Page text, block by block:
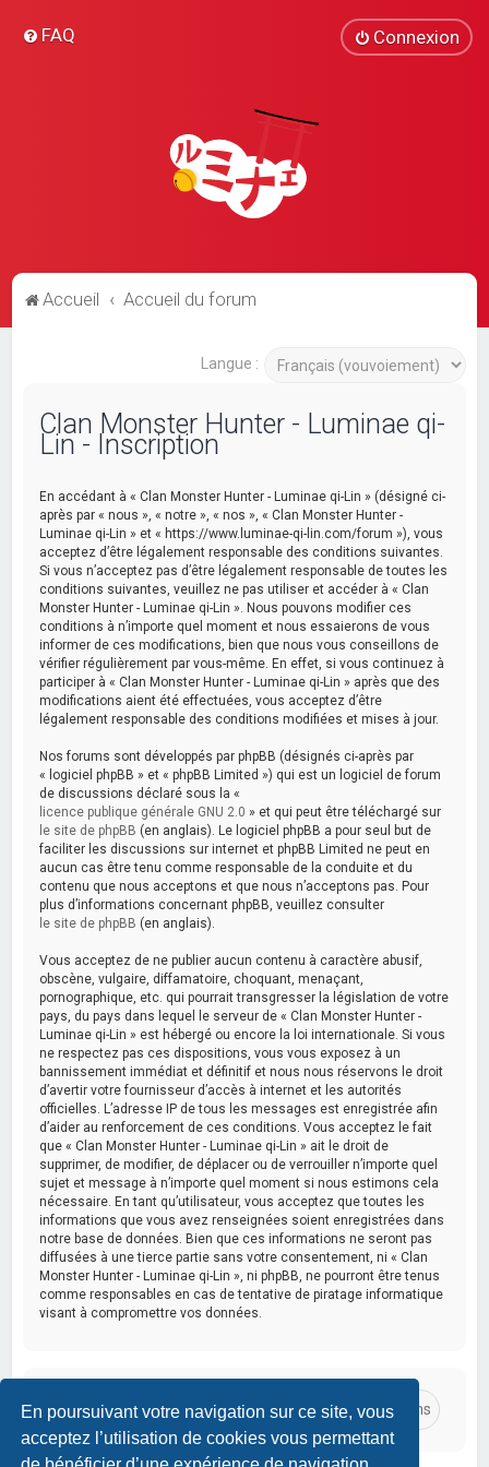
En poursuivant votre navigation sur ce site, vous
acceptez l’utilisation de cookies vous permettant
FAQ Connexion
Accueil Accueil du forum
Langue :
Clan Monster Hunter - Luminae qi-
Lin - Inscription
En accédant à « Clan Monster Hunter - Luminae qi-Lin » (désigné ci-
après par « nous », « notre », « nos », « Clan Monster Hunter -
Luminae qi-Lin » et « https://www.luminae-qi-lin.com/forum »), vous
acceptez d’être légalement responsable des conditions suivantes.
Si vous n’acceptez pas d’être légalement responsable de toutes les
conditions suivantes, veuillez ne pas utiliser et accéder à « Clan
Monster Hunter - Luminae qi-Lin ». Nous pouvons modifier ces
conditions à n’importe quel moment et nous essaierons de vous
informer de ces modifications, bien que nous vous conseillons de
vérifier régulièrement par vous-même. En effet, si vous continuez à
participer à « Clan Monster Hunter - Luminae qi-Lin » après que des
modifications aient été effectuées, vous acceptez d’être
légalement responsable des conditions modifiées et mises à jour.
Nos forums sont développés par phpBB (désignés ci-après par
« logiciel phpBB » et « phpBB Limited ») qui est un logiciel de forum
de discussions déclaré sous la «
licence publique générale GNU 2.0 » et qui peut être téléchargé sur
le site de phpBB (en anglais). Le logiciel phpBB a pour seul but de
faciliter les discussions sur internet et phpBB Limited ne peut en
aucun cas être tenu comme responsable de la conduite et du
contenu que nous acceptons et que nous n’acceptons pas. Pour
plus d’informations concernant phpBB, veuillez consulter
le site de phpBB (en anglais).
Vous acceptez de ne publier aucun contenu à caractère abusif,
obscène, vulgaire, diffamatoire, choquant, menaçant,
pornographique, etc. qui pourrait transgresser la législation de votre
pays, du pays dans lequel le serveur de « Clan Monster Hunter -
Luminae qi-Lin » est hébergé ou encore la loi internationale. Si vous
ne respectez pas ces dispositions, vous vous exposez à un
bannissement immédiat et définitif et nous nous réservons le droit
d’avertir votre fournisseur d’accès à internet et les autorités
officielles. L’adresse IP de tous les messages est enregistrée afin
d’aider au renforcement de ces conditions. Vous acceptez le fait
que « Clan Monster Hunter - Luminae qi-Lin » ait le droit de
supprimer, de modifier, de déplacer ou de verrouiller n’importe quel
sujet et message à n’importe quel moment si nous estimons cela
nécessaire. En tant qu’utilisateur, vous acceptez que toutes les
informations que vous avez renseignées soient enregistrées dans
notre base de données. Bien que ces informations ne seront pas
diffusées à une tierce partie sans votre consentement, ni « Clan
Monster Hunter - Luminae qi-Lin », ni phpBB, ne pourront être tenus
comme responsables en cas de tentative de piratage informatique
visant à compromettre vos données.